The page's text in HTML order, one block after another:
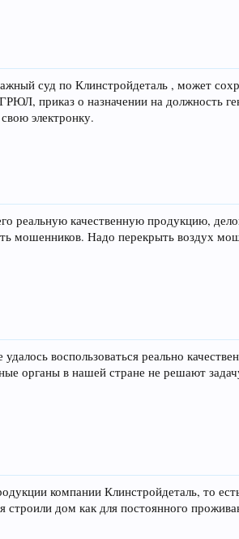
суд по Клинстройдеталь , может
приказ о назначении на должность
электронку.
реальную качественную продукцию,
мошенников. Надо перекрыть воздух
воспользоваться реально
органы в нашей стране не решают
компании Клинстройдеталь, то
дом как для постоянного